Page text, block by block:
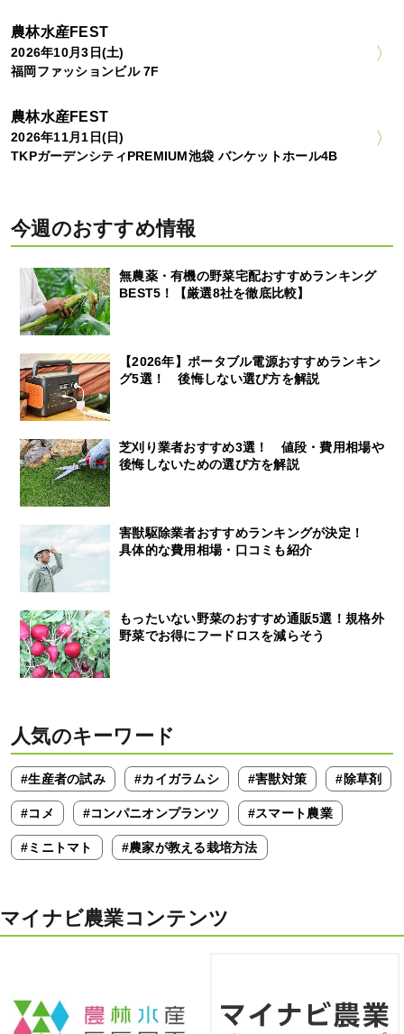
農林水産FEST
2026年10月3日(土)
福岡ファッションビル 7F
農林水産FEST
2026年11月1日(日)
TKPガーデンシティPREMIUM池袋 バンケットホール4B
今週のおすすめ情報
無農薬・有機の野菜宅配おすすめランキング
BEST5！【厳選8社を徹底比較】
【2026年】ポータブル電源おすすめランキン
グ5選！ 後悔しない選び方を解説
芝刈り業者おすすめ3選！ 値段・費用相場や
後悔しないための選び方を解説
害獣駆除業者おすすめランキングが決定！
具体的な費用相場・口コミも紹介
もったいない野菜のおすすめ通販5選！規格外
野菜でお得にフードロスを減らそう
人気のキーワード
#生産者の試み #カイガラムシ #害獣対策 #除草剤
#コメ #コンパニオンプランツ #スマート農業
#ミニトマト #農家が教える栽培方法
マイナビ農業コンテンツ